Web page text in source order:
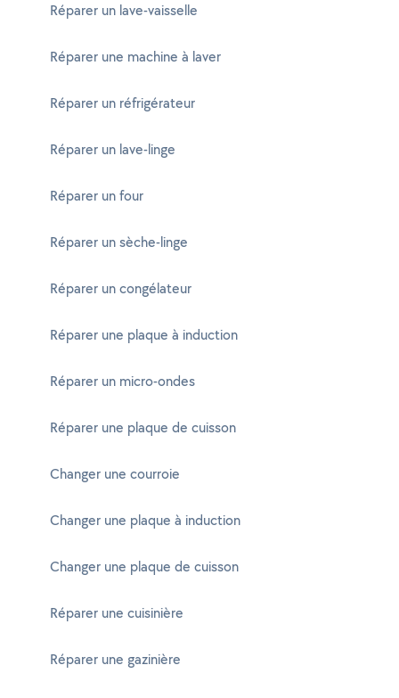
Réparer un lave-vaisselle
Réparer une machine à laver
Réparer un réfrigérateur
Réparer un lave-linge
Réparer un four
Réparer un sèche-linge
Réparer un congélateur
Réparer une plaque à induction
Réparer un micro-ondes
Réparer une plaque de cuisson
Changer une courroie
Changer une plaque à induction
Changer une plaque de cuisson
Réparer une cuisinière
Réparer une gazinière